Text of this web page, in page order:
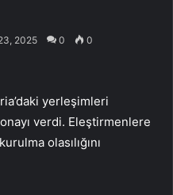
2025 0 0
yerleşimleri
verdi. Eleştirmenlere
olasılığını